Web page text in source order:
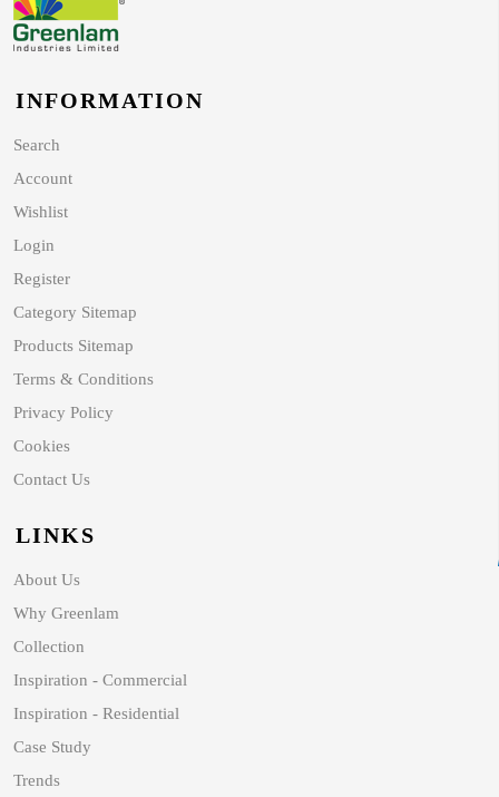
INFORMATION
Search
Account
Wishlist
Login
Register
Category Sitemap
Products Sitemap
Terms & Conditions
Privacy Policy
Cookies
Contact Us
LINKS
About Us
Why Greenlam
Collection
Inspiration - Commercial
Inspiration - Residential
Case Study
Trends